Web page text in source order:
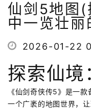
仙剑5地图(
中一览壮
2026-01-22
探索仙境
《仙剑奇侠传5》是一
一个广袤的地图世界，